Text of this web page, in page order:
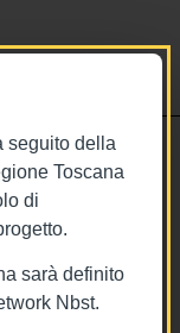
seguito della
Toscana
di
sarà definito
Nbst.
ottobre